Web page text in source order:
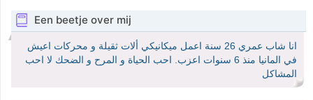
Een beetje over mij
انا شاب عمري 26 سنة اعمل ميكانيكي ألات ثقيلة و محركات اعيش
في المانيا منذ 6 سنوات اعزب. احب الحياة و المرح و الضحك لا احب
المشاكل